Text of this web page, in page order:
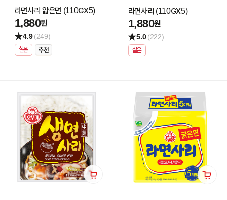
라면사리 얇은면 (110GX5)
1,880원
4.9 (249)
실온
라면사리 (110GX5)
1,880원
5.0 (222)
실온